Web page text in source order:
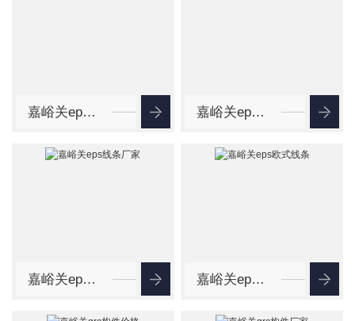
嘉峪关eps装饰线条 嘉峪关eps罗马柱
嘉峪关eps线条厂家 嘉峪关eps欧式线条